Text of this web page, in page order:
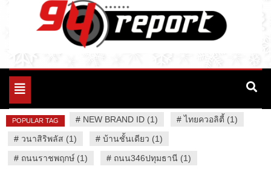
94 Report.com
Variety News
Toggle
POPULAR TAG # NEW BRAND ID (1) #ไทยควอลิตี้ (1)
# วนาสิริพลัส (1) # บ้านชั้นเดียว (1)
# ถนนราชพฤกษ์ (1) # ถนน346ปทุมธานี (1)